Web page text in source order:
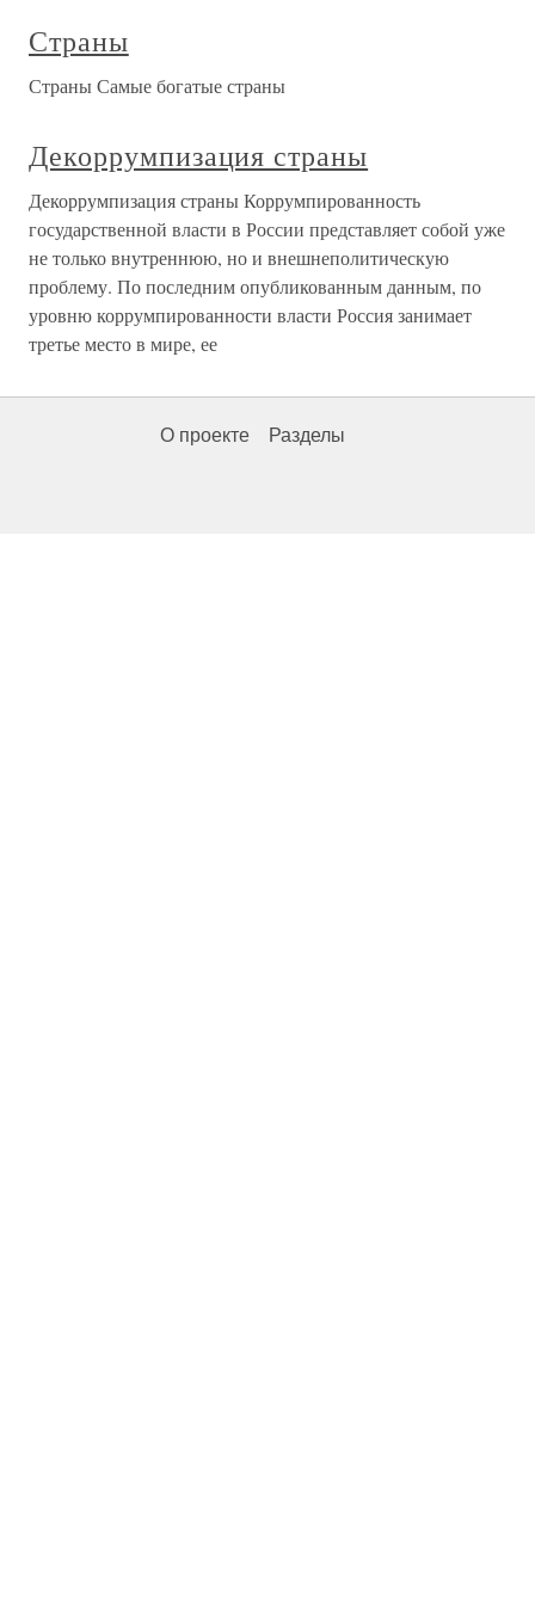
Страны
Страны Самые богатые страны
Декоррумпизация страны
Декоррумпизация страны Коррумпированность
государственной власти в России представляет собой уже
не только внутреннюю, но и внешнеполитическую
проблему. По последним опубликованным данным, по
уровню коррумпированности власти Россия занимает
третье место в мире, ее
О проекте Разделы